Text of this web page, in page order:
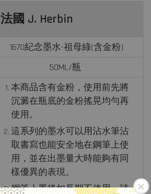
法國 J. Herbin
1670紀念墨水-祖母綠(含金粉)
50ML/瓶
本商品含有金粉，使用前先將
沉澱在瓶底的金粉搖晃均勻再
使用。
這系列的墨水可以用沾水筆沾
取書寫也能安全地在鋼筆上使
用，並在出墨量大時能夠有同
樣優異的表現。
鋼筆上墨後如長期不使用，請